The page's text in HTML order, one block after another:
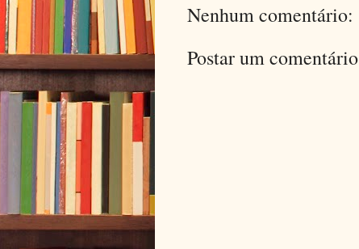
Nenhum comentário:
Postar um comentário